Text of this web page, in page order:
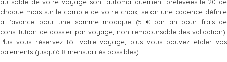
au solde de votre voyage sont automatiquement prélevées le 20 de
chaque mois sur le compte de votre choix, selon une cadence définie
à l’avance pour une somme modique (5 € par an pour frais de
constitution de dossier par voyage, non remboursable dès validation).
Plus vous réservez tôt votre voyage, plus vous pouvez étaler vos
paiements (jusqu’à 8 mensualités possibles).